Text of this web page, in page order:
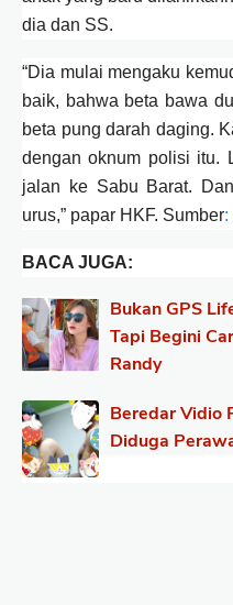
dia dan SS.
“Dia mulai mengaku
baik, bahwa beta bawa
beta pung darah daging.
dengan oknum polisi itu.
jalan ke Sabu Barat.
urus,” papar HKF. Sumber:
BACA JUGA:
Bukan GPS
Tapi Begini
Randy
Beredar Vidio
Diduga